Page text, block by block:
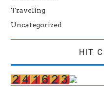
Traveling
Uncategorized
HIT